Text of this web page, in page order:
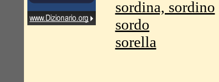
sordina, sordino
sordo
sorella